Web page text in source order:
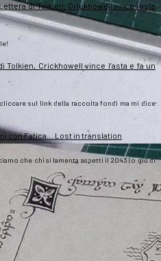
di Tolkien, Crickhowell vince l’asta
Tolkien, Crickhowell vince l’asta e fa un
sul link della raccolta fondi ma mi dice
con Fatica… Lost in translation
che chi si lamenta aspetti il 2043 (o giù di